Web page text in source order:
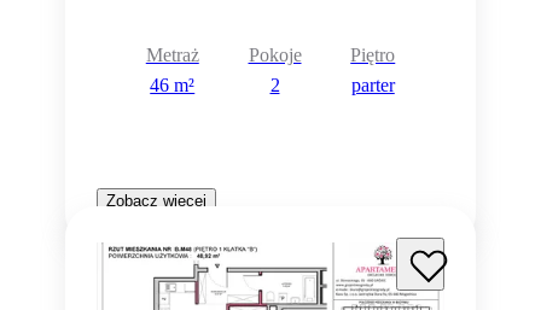
Metraż
46 m²
Pokoje
2
Piętro
parter
Zobacz więcej